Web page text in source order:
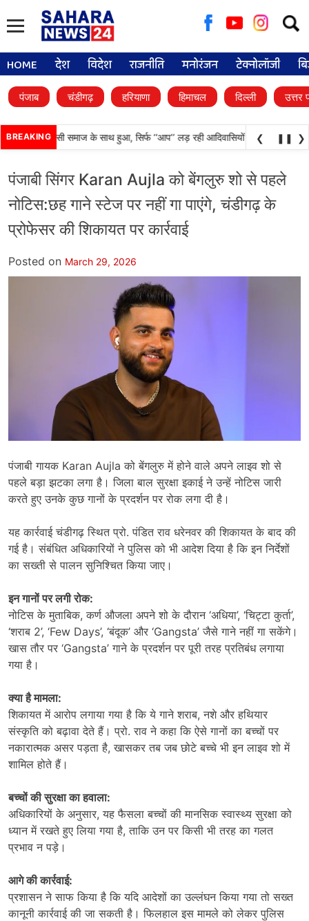
for:
HOME देश विदेश राजनीति मनोरंजन टेक्नोलॉजी
पंजाब चंडीगढ़ हरियाणा हिमाचल दिल्ली उत्तर
BREAKING
आदिवासी समाज के साथ हुआ, सिर्फ ‘‘आप’’ लड़ रही आदिवासियों के अधिकारों की
❮ ❚❚ ❯
पंजाबी सिंगर Karan Aujla को बेंगलुरु शो से पहले
नोटिस:छह गाने स्टेज पर नहीं गा पाएंगे, चंडीगढ़ के
प्रोफेसर की शिकायत पर कार्रवाई
Posted on March 29, 2026
पंजाबी गायक Karan Aujla को बेंगलुरु में होने वाले अपने लाइव शो से
पहले बड़ा झटका लगा है। जिला बाल सुरक्षा इकाई ने उन्हें नोटिस जारी
करते हुए उनके कुछ गानों के प्रदर्शन पर रोक लगा दी है।
यह कार्रवाई चंडीगढ़ स्थित प्रो. पंडित राव धरेनवर की शिकायत के बाद की
गई है। संबंधित अधिकारियों ने पुलिस को भी आदेश दिया है कि इन निर्देशों
का सख्ती से पालन सुनिश्चित किया जाए।
इन गानों पर लगी रोक:
नोटिस के मुताबिक, कर्ण औजला अपने शो के दौरान ‘अधिया’, ‘चिट्टा कुर्ता’,
‘शराब 2’, ‘Few Days’, ‘बंदूक’ और ‘Gangsta’ जैसे गाने नहीं गा सकेंगे।
खास तौर पर ‘Gangsta’ गाने के प्रदर्शन पर पूरी तरह प्रतिबंध लगाया
गया है।
क्या है मामला:
शिकायत में आरोप लगाया गया है कि ये गाने शराब, नशे और हथियार
संस्कृति को बढ़ावा देते हैं। प्रो. राव ने कहा कि ऐसे गानों का बच्चों पर
नकारात्मक असर पड़ता है, खासकर तब जब छोटे बच्चे भी इन लाइव शो में
शामिल होते हैं।
बच्चों की सुरक्षा का हवाला:
अधिकारियों के अनुसार, यह फैसला बच्चों की मानसिक स्वास्थ्य सुरक्षा को
ध्यान में रखते हुए लिया गया है, ताकि उन पर किसी भी तरह का गलत
प्रभाव न पड़े।
आगे की कार्रवाई:
प्रशासन ने साफ किया है कि यदि आदेशों का उल्लंघन किया गया तो सख्त
कानूनी कार्रवाई की जा सकती है। फिलहाल इस मामले को लेकर पुलिस